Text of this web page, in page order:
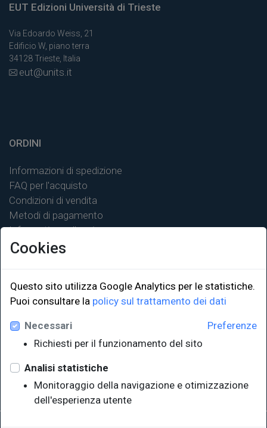
EUT Edizioni Università di Trieste
Via Edoardo Weiss, 21
Edificio W, piano terra
34128 Trieste, Italia
eut@units.it
ORDINI
Informazioni di spedizione
FAQ per l'acquisto
Condizioni di vendita
Metodi di pagamento
Informativa sulla privacy
LINK ISTITUZIONALI
Università degli Studi di Trieste
Sistema Bibliotecario di Ateneo
EUT in cifre
Cookies
Questo sito utilizza Google Analytics per le statistiche.
Puoi consultare la policy sul trattamento dei dati
Preferenze
Necessari
Richiesti per il funzionamento del sito
Analisi statistiche
Monitoraggio della navigazione e otimizzazione
dell'esperienza utente